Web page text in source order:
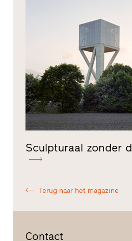
Sculpturaal zonder
Terug naar het magazine
Contact